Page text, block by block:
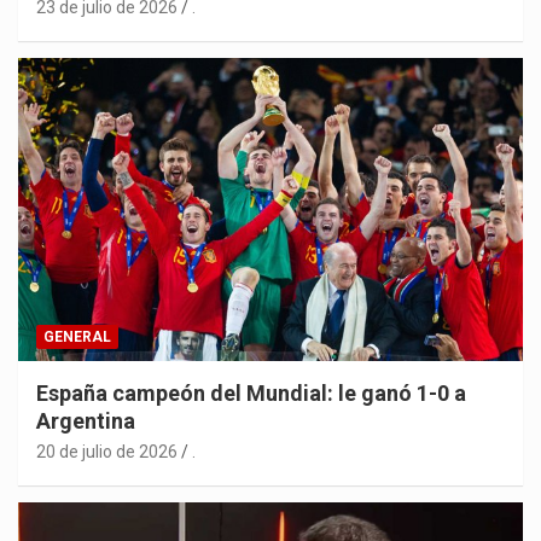
23 de julio de 2026 .
GENERAL
España campeón del Mundial: le ganó 1-0 a
Argentina
20 de julio de 2026